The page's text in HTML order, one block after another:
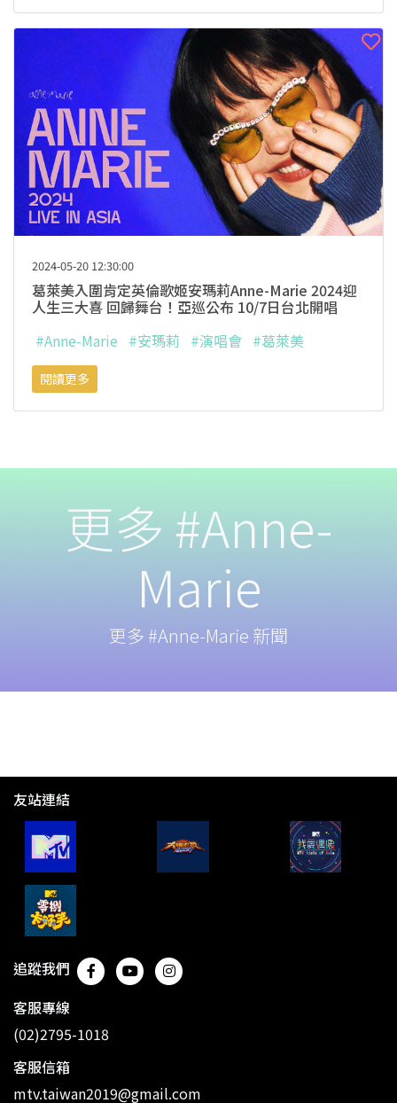
2024-05-20 12:30:00
葛萊美入圍肯定英倫歌姬安瑪莉Anne-Marie 2024迎
人生三大喜 回歸舞台！亞巡公布 10/7日台北開唱
#Anne-Marie #安瑪莉 #演唱會 #葛萊美
閱讀更多
更多 #Anne-
Marie
更多 #Anne-Marie 新聞
友站連結
追蹤我們
客服專線
(02)2795-1018
客服信箱
mtv.taiwan2019@gmail.com